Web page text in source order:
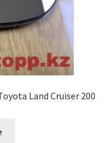
Land Cruiser 200